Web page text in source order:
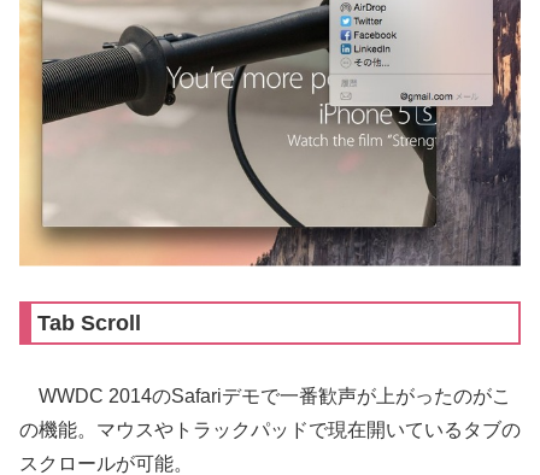
Tab Scroll
WWDC 2014のSafariデモで一番歓声が上がったのがこ
の機能。マウスやトラックパッドで現在開いているタブの
スクロールが可能。